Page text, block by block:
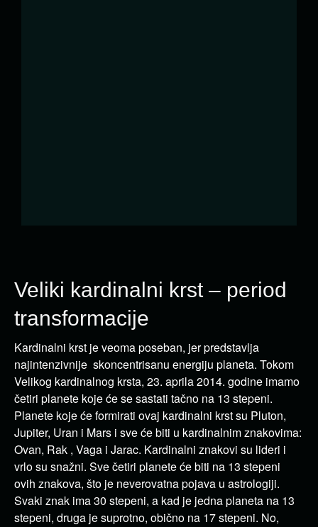
Veliki kardinalni krst – period
transformacije
Kardinalni krst je veoma poseban, jer predstavlja
najintenzivnije skoncentrisanu energiju planeta. Tokom
Velikog kardinalnog krsta, 23. aprila 2014. godine imamo
četiri planete koje će se sastati tačno na 13 stepeni.
Planete koje će formirati ovaj kardinalni krst su Pluton,
Jupiter, Uran i Mars i sve će biti u kardinalnim znakovima:
Ovan, Rak , Vaga i Jarac. Kardinalni znakovi su lideri i
vrlo su snažni. Sve četiri planete će biti na 13 stepeni
ovih znakova, što je neverovatna pojava u astrologiji.
Svaki znak ima 30 stepeni, a kad je jedna planeta na 13
stepeni, druga je suprotno, obično na 17 stepeni. No,